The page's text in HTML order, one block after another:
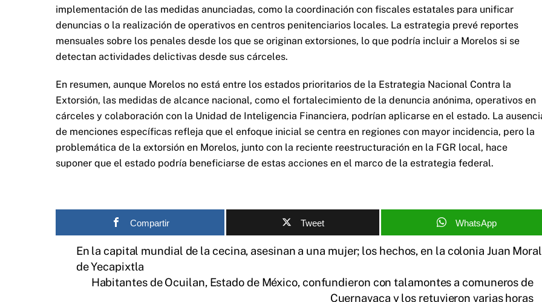
implementación de las medidas anunciadas, como la coordinación con fiscales estatales para unificar
denuncias o la realización de operativos en centros penitenciarios locales. La estrategia prevé reportes
mensuales sobre los penales desde los que se originan extorsiones, lo que podría incluir a Morelos si se
detectan actividades delictivas desde sus cárceles.
En resumen, aunque Morelos no está entre los estados prioritarios de la Estrategia Nacional Contra la
Extorsión, las medidas de alcance nacional, como el fortalecimiento de la denuncia anónima, operativos en
cárceles y colaboración con la Unidad de Inteligencia Financiera, podrían aplicarse en el estado. La
de menciones específicas refleja que el enfoque inicial se centra en regiones con mayor incidencia, pero la
problemática de la extorsión en Morelos, junto con la reciente reestructuración en la FGR local, hace
suponer que el estado podría beneficiarse de estas acciones en el marco de la estrategia federal.
Compartir Tweet WhatsApp
En la capital mundial de la cecina, asesinan a una mujer; los hechos, en la colonia Juan
de Yecapixtla
Habitantes de Ocuilan, Estado de México, confundieron con talamontes a comuneros de
Cuernavaca y los retuvieron varias horas